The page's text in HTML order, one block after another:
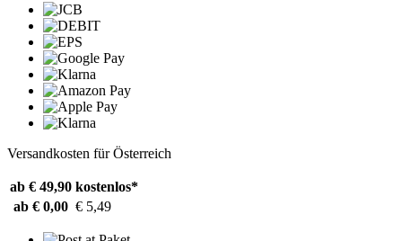
Versandkosten für Österreich
ab € 49,90 kostenlos*
ab € 0,00 € 5,49